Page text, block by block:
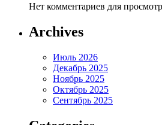
Нет комментариев для
Archives
Июль 2026
Декабрь 2025
Ноябрь 2025
Октябрь 2025
Сентябрь 2025